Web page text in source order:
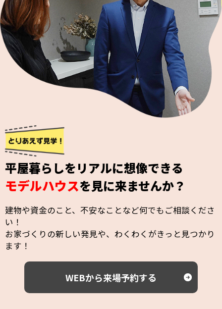
平屋暮らしをリアルに想像できる
モデルハウスを見に来ませんか？
建物や資金のこと、不安なことなど何でもご相談くださ
い！
お家づくりの新しい発見や、わくわくがきっと見つかり
ます！
WEBから来場予約する